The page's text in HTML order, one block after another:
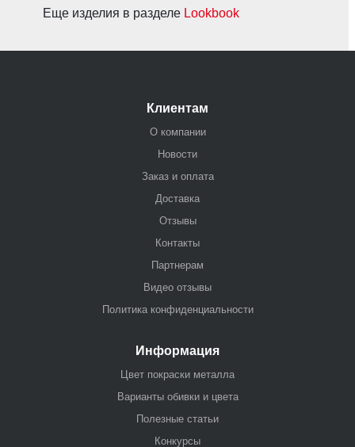
Еще изделия в разделе Lookbook
Клиентам
О компании
Новости
Заказ и оплата
Доставка
Отзывы
Контакты
Партнерам
Видео отзывы
Политика конфиденциальности
Информация
Цвет покраски металла
Варианты обивки и цвета
Полезные статьи
Конкурсы